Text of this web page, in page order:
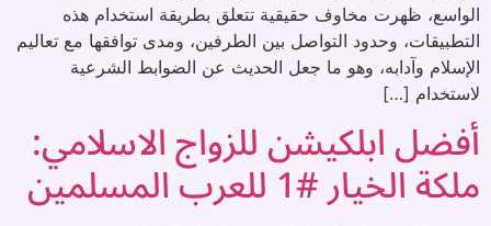
الواسع، ظهرت مخاوف حقيقية تتعلق بطريقة استخدام هذه
التطبيقات، وحدود التواصل بين الطرفين، ومدى توافقها مع تعاليم
الإسلام وآدابه، وهو ما جعل الحديث عن الضوابط الشرعية
لاستخدام […]
أفضل ابلكيشن للزواج الاسلامي:
ملكة الخيار #1 للعرب المسلمين